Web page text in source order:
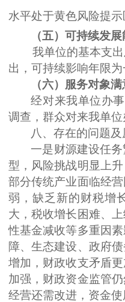
水平处于黄色风险提
（五）可持续发
我单位的基本支
出，可持续影响年限为
（六）服务对象
经对来我单位办
调查，群众对来我单
八、存在的问题
一是财源建设任
型，风险挑战明显上
部分传统产业面临经
弱，缺乏新的财税增
大，税收增长困难、
性基金减收等多重因
障、生态建设、政府
增加，财政收支矛盾
加强，财政资金监管
经营还需改进，资金使